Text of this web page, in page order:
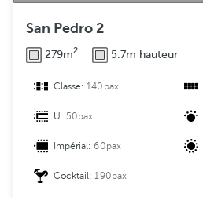
San Pedro 2
279m2 5.7m hauteur
Classe:140pax
U: 50pax
Impérial:60pax
Cocktail:190pax